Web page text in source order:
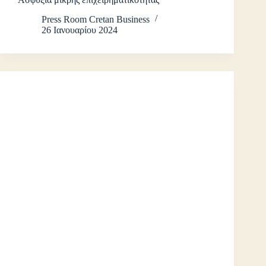
Press Room Cretan Business
26 Ιανουαρίου 2024